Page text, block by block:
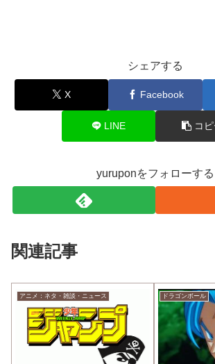
シェアする
X Facebook
LINE コ
yuruponをフォローする
関連記事
アニメ：ネタ・雑談・ニュース ドラゴンボール